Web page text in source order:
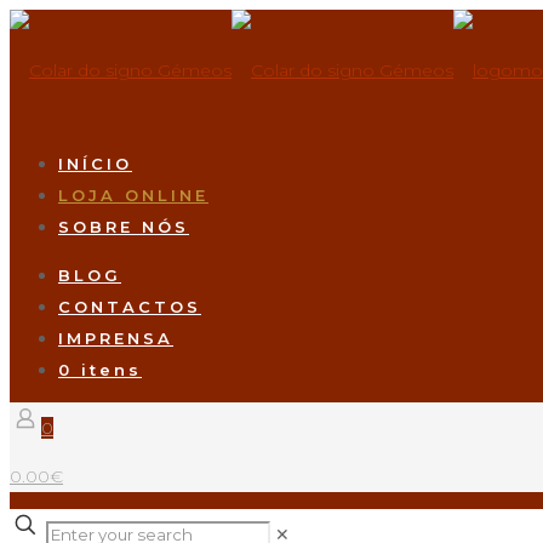
INÍCIO
LOJA ONLINE
SOBRE NÓS
BLOG
CONTACTOS
IMPRENSA
0 itens
0
0.00€
✕